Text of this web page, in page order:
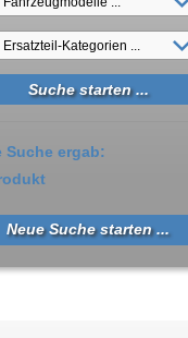
Suche ergab:
Neue Suche starten ...